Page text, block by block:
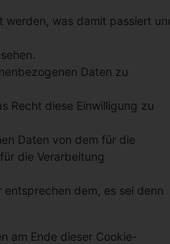
werden, was damit passiert
Daten zu
Recht diese Einwilligung zu
Daten von dem für die
die Verarbeitung
dem, es sei denn
am Ende dieser Cookie-